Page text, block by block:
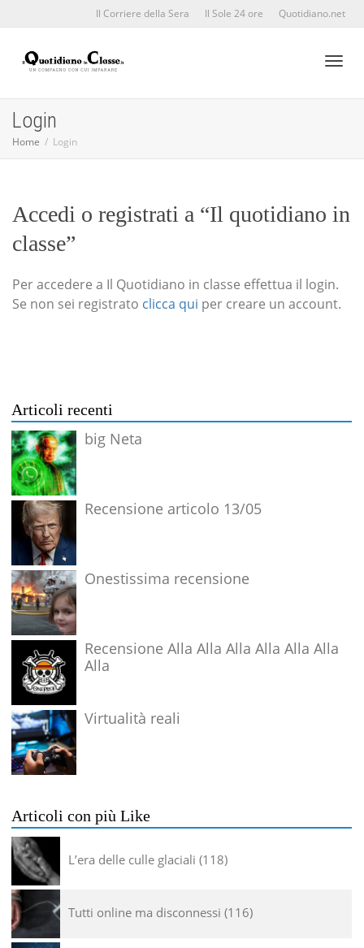
Il Corriere della Sera Il Sole 24 ore Quotidiano.net
Login
Home Login
Accedi o registrati a “Il quotidiano in
classe”
Per accedere a Il Quotidiano in classe effettua il login.
Se non sei registrato clicca qui per creare un account.
Articoli recenti
big Neta
Recensione articolo 13/05
Onestissima recensione
Recensione Alla Alla Alla Alla Alla Alla
Alla
Virtualità reali
Articoli con più Like
L’era delle culle glaciali 118
Tutti online ma disconnessi 116